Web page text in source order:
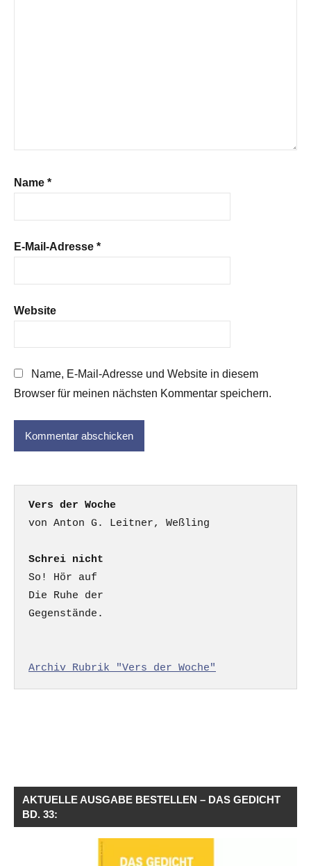
Name *
E-Mail-Adresse *
Website
Name, E-Mail-Adresse und Website in diesem
Browser für meinen nächsten Kommentar speichern.
Vers der Woche
Schrei nicht
So! Hör auf
Die Ruhe der
Gegenstände.
Archiv Rubrik "Vers der Woche"
AKTUELLE AUSGABE BESTELLEN – DAS GEDICHT
BD. 33: